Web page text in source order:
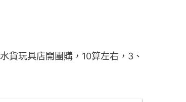
貨玩具店開團購，10算左右，3、